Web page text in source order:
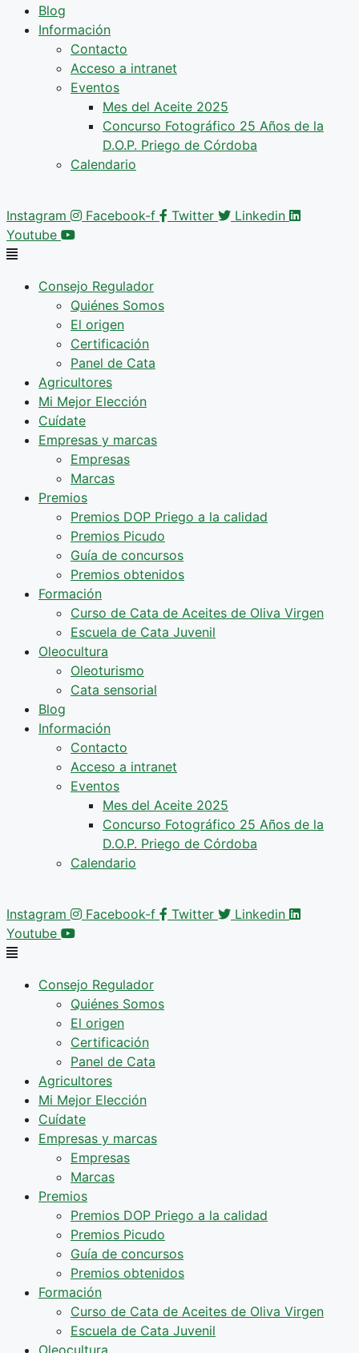
Blog
Información
Contacto
Acceso a intranet
Eventos
Mes del Aceite 2025
Concurso Fotográfico 25 Años de la
D.O.P. Priego de Córdoba
Calendario
Instagram Facebook-f Twitter
Linkedin
Youtube
Consejo Regulador
Quiénes Somos
El origen
Certificación
Panel de Cata
Agricultores
Mi Mejor Elección
Cuídate
Empresas y marcas
Empresas
Marcas
Premios
Premios DOP Priego a la calidad
Premios Picudo
Guía de concursos
Premios obtenidos
Formación
Curso de Cata de Aceites de Oliva Virgen
Escuela de Cata Juvenil
Oleocultura
Oleoturismo
Cata sensorial
Blog
Información
Contacto
Acceso a intranet
Eventos
Mes del Aceite 2025
Concurso Fotográfico 25 Años de la
D.O.P. Priego de Córdoba
Calendario
Instagram Facebook-f Twitter
Linkedin
Youtube
Consejo Regulador
Quiénes Somos
El origen
Certificación
Panel de Cata
Agricultores
Mi Mejor Elección
Cuídate
Empresas y marcas
Empresas
Marcas
Premios
Premios DOP Priego a la calidad
Premios Picudo
Guía de concursos
Premios obtenidos
Formación
Curso de Cata de Aceites de Oliva Virgen
Escuela de Cata Juvenil
Oleocultura